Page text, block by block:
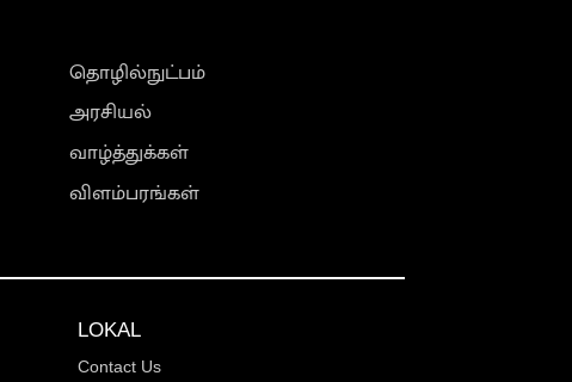
தொழில்நுட்பம்
அரசியல்
வாழ்த்துக்கள்
விளம்பரங்கள்
LOKAL
Contact Us